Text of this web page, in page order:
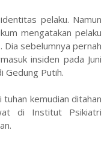
pelaku. Namun
mengatakan pelaku
sebelumnya pernah
insiden pada Juni
Gedung Putih.
kemudian ditahan
di Institut Psikiatri